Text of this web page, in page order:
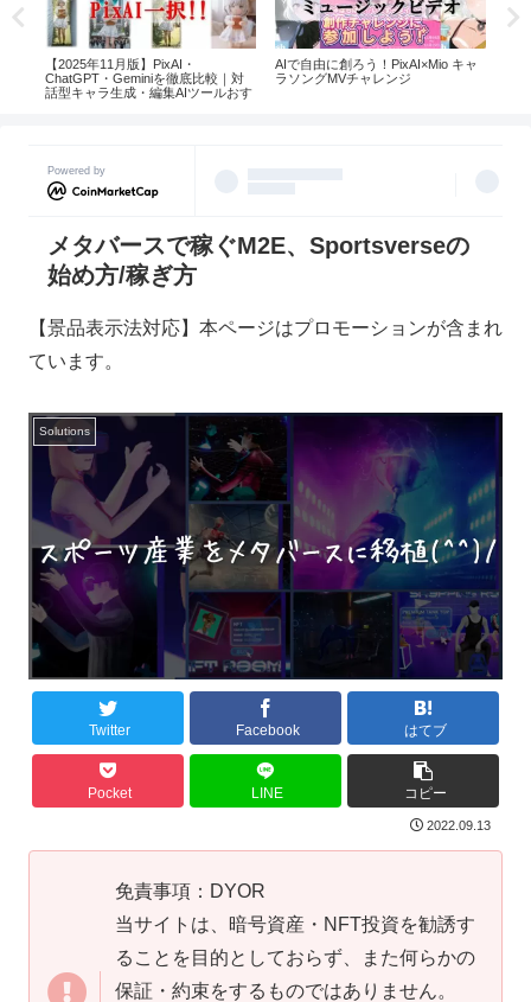
【2025年11月版】PixAI・
ChatGPT・Geminiを徹底比較｜対
話型キャラ生成・編集AIツールおす
AIで自由に創ろう！PixAI×Mio キャ
ラソングMVチャレンジ
Powered by
メタバースで稼ぐM2E、Sportsverseの
始め方/稼ぎ方
【景品表示法対応】本ページはプロモーションが含まれ
ています。
Solutions
Twitter Facebook はてブ
Pocket LINE コピー
2022.09.13
免責事項：DYOR
当サイトは、暗号資産・NFT投資を勧誘す
ることを目的としておらず、また何らかの
保証・約束をするものではありません。